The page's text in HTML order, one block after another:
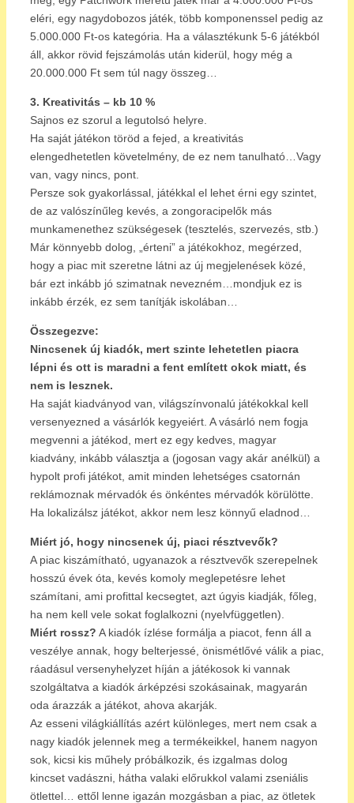
eléri, egy nagydobozos játék, több komponenssel pedig az
5.000.000 Ft-os kategória. Ha a választékunk 5-6 játékból
áll, akkor rövid fejszámolás után kiderül, hogy még a
20.000.000 Ft sem túl nagy összeg…
3. Kreativitás – kb 10 %
Sajnos ez szorul a legutolsó helyre.
Ha saját játékon töröd a fejed, a kreativitás
elengedhetetlen követelmény, de ez nem tanulható…Vagy
van, vagy nincs, pont.
Persze sok gyakorlással, játékkal el lehet érni egy szintet,
de az valószínűleg kevés, a zongoracipelők más
munkamenethez szükségesek (tesztelés, szervezés, stb.)
Már könnyebb dolog, „érteni” a játékokhoz, megérzed,
hogy a piac mit szeretne látni az új megjelenések közé,
bár ezt inkább jó szimatnak nevezném…mondjuk ez is
inkább érzék, ez sem tanítják iskolában…
Összegezve:
Nincsenek új kiadók, mert szinte lehetetlen piacra
lépni és ott is maradni a fent említett okok miatt, és
nem is lesznek.
Ha saját kiadványod van, világszínvonalú játékokkal kell
versenyezned a vásárlók kegyeiért. A vásárló nem fogja
megvenni a játékod, mert ez egy kedves, magyar
kiadvány, inkább választja a (jogosan vagy akár anélkül) a
hypolt profi játékot, amit minden lehetséges csatornán
reklámoznak mérvadók és önkéntes mérvadók körülötte.
Ha lokalizálsz játékot, akkor nem lesz könnyű eladnod…
Miért jó, hogy nincsenek új, piaci résztvevők?
A piac kiszámítható, ugyanazok a résztvevők szerepelnek
hosszú évek óta, kevés komoly meglepetésre lehet
számítani, ami profittal kecsegtet, azt úgyis kiadják, főleg,
ha nem kell vele sokat foglalkozni (nyelvfüggetlen).
Miért rossz? A kiadók ízlése formálja a piacot, fenn áll a
veszélye annak, hogy belterjessé, önismétlővé válik a piac,
ráadásul versenyhelyzet híján a játékosok ki vannak
szolgáltatva a kiadók árképzési szokásainak, magyarán
oda árazzák a játékot, ahova akarják.
Az esseni világkiállítás azért különleges, mert nem csak a
nagy kiadók jelennek meg a termékeikkel, hanem nagyon
sok, kicsi kis műhely próbálkozik, és izgalmas dolog
kincset vadászni, hátha valaki előrukkol valami zseniális
ötlettel… ettől lenne igazán mozgásban a piac, az ötletek